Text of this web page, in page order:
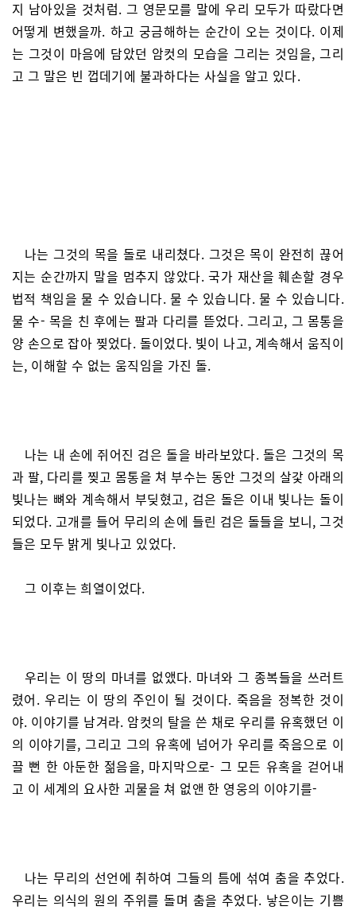
지 남아있을 것처럼. 그 영문모를 말에 우리 모두가 따랐다면
어떻게 변했을까. 하고 궁금해하는 순간이 오는 것이다. 이제
는 그것이 마음에 담았던 암컷의 모습을 그리는 것임을, 그리
고 그 말은 빈 껍데기에 불과하다는 사실을 알고 있다.
나는 그것의 목을 돌로 내리쳤다. 그것은 목이 완전히 끊어
지는 순간까지 말을 멈추지 않았다. 국가 재산을 훼손할 경우
법적 책임을 물 수 있습니다. 물 수 있습니다. 물 수 있습니다.
물 수- 목을 친 후에는 팔과 다리를 뜯었다. 그리고, 그 몸통을
양 손으로 잡아 찢었다. 돌이었다. 빛이 나고, 계속해서 움직이
는, 이해할 수 없는 움직임을 가진 돌.
나는 내 손에 쥐어진 검은 돌을 바라보았다. 돌은 그것의 목
과 팔, 다리를 찢고 몸통을 쳐 부수는 동안 그것의 살갗 아래의
빛나는 뼈와 계속해서 부딪혔고, 검은 돌은 이내 빛나는 돌이
되었다. 고개를 들어 무리의 손에 들린 검은 돌들을 보니, 그것
들은 모두 밝게 빛나고 있었다.
그 이후는 희열이었다.
우리는 이 땅의 마녀를 없앴다. 마녀와 그 종복들을 쓰러트
렸어. 우리는 이 땅의 주인이 될 것이다. 죽음을 정복한 것이
야. 이야기를 남겨라. 암컷의 탈을 쓴 채로 우리를 유혹했던 이
의 이야기를, 그리고 그의 유혹에 넘어가 우리를 죽음으로 이
끌 뻔 한 아둔한 젊음을, 마지막으로- 그 모든 유혹을 걷어내
고 이 세계의 요사한 괴물을 쳐 없앤 한 영웅의 이야기를-
나는 무리의 선언에 취하여 그들의 틈에 섞여 춤을 추었다.
우리는 의식의 원의 주위를 돌며 춤을 추었다. 낳은이는 기쁨